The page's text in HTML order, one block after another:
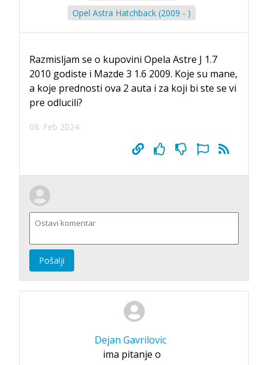
Opel Astra Hatchback (2009 - )
Razmisljam se o kupovini Opela Astre J 1.7
2010 godiste i Mazde 3 1.6 2009. Koje su mane,
a koje prednosti ova 2 auta i za koji bi ste se vi
pre odlucili?
08. Feb 2024.
Pošalji
Dejan Gavrilovic
ima pitanje o